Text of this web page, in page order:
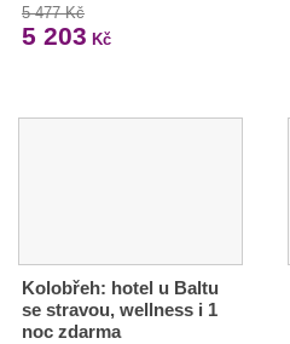
5 477 Kč
5 203 Kč
Kolobřeh: hotel u Baltu
se stravou, wellness i 1
noc zdarma